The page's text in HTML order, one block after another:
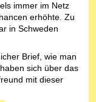
immer im Netz
erhöhte. Zu
in Schweden
Brief, wie man
sich über das
mit dieser